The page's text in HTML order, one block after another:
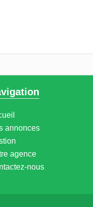
annonces
agence
nous